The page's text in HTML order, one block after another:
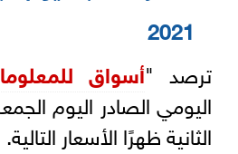
2021
ترصد "أسواق
اليومي الصادر اليوم
الثانية ظهرًا الأسعار التالية.